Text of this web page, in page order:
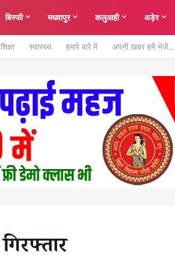
बिस्फी मधवापुर कलुआही अड़ेर
शिक्षा स्वास्थ्य हमारे बारे में अपनी खबर हमें भेजें...